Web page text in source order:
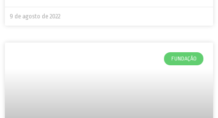
9 de agosto de 2022
FUNDAÇÃO